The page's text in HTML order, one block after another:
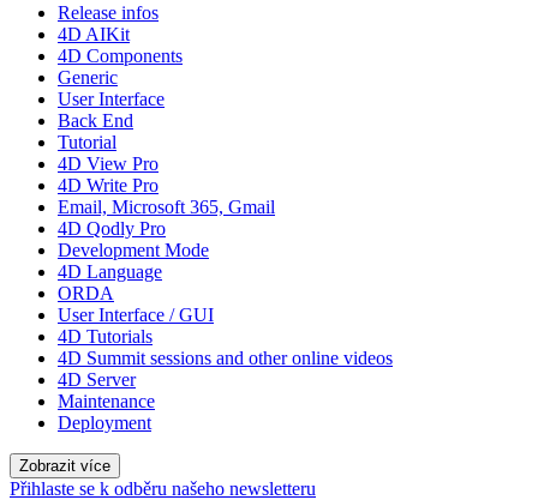
Release infos
4D AIKit
4D Components
Generic
User Interface
Back End
Tutorial
4D View Pro
4D Write Pro
Email, Microsoft 365, Gmail
4D Qodly Pro
Development Mode
4D Language
ORDA
User Interface / GUI
4D Tutorials
4D Summit sessions and other online videos
4D Server
Maintenance
Deployment
Zobrazit více
Přihlaste se k odběru našeho newsletteru